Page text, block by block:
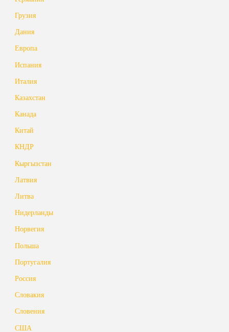
Грузия
Дания
Европа
Испания
Италия
Казахстан
Канада
Китай
КНДР
Кыргызстан
Латвия
Литва
Нидерланды
Норвегия
Польша
Португалия
Россия
Словакия
Словения
США